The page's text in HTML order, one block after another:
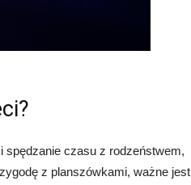
spędzanie czasu z rodzeństwem,
z planszówkami, ważne jest